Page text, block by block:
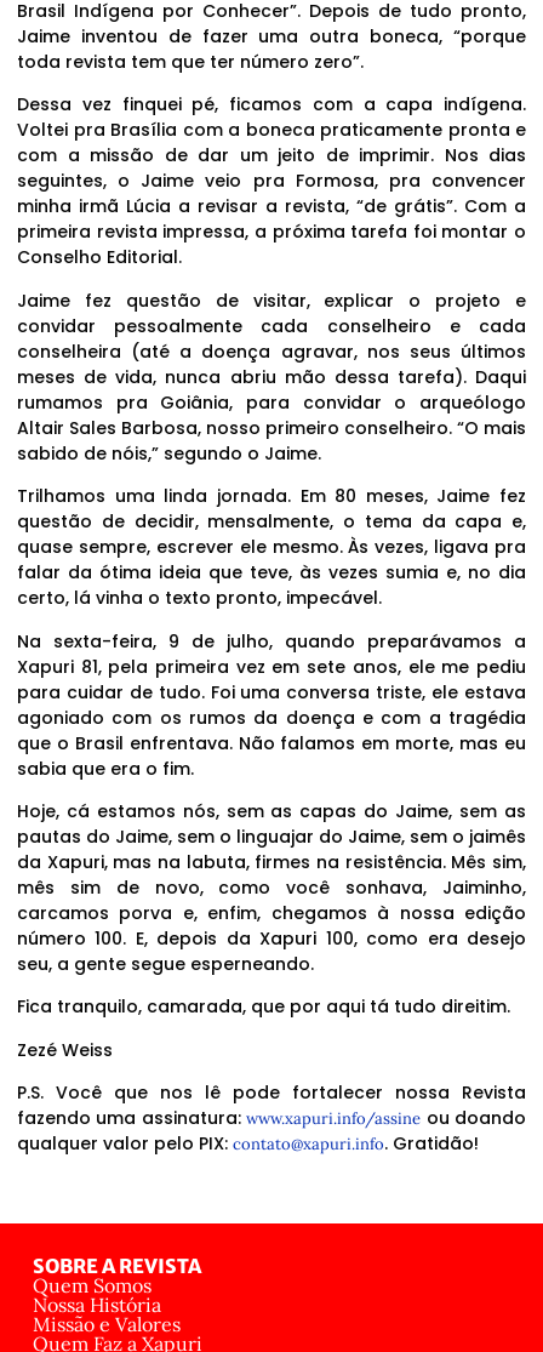
Brasil Indígena por Conhecer”. Depois de tudo pronto,
Jaime inventou de fazer uma outra boneca, “porque
toda revista tem que ter número zero”.
Dessa vez finquei pé, ficamos com a capa indígena.
Voltei pra Brasília com a boneca praticamente pronta e
com a missão de dar um jeito de imprimir. Nos dias
seguintes, o Jaime veio pra Formosa, pra convencer
minha irmã Lúcia a revisar a revista, “de grátis”. Com a
primeira revista impressa, a próxima tarefa foi montar o
Conselho Editorial.
Jaime fez questão de visitar, explicar o projeto e
convidar pessoalmente cada conselheiro e cada
conselheira (até a doença agravar, nos seus últimos
meses de vida, nunca abriu mão dessa tarefa). Daqui
rumamos pra Goiânia, para convidar o arqueólogo
Altair Sales Barbosa, nosso primeiro conselheiro. “O mais
sabido de nóis,” segundo o Jaime.
Trilhamos uma linda jornada. Em 80 meses, Jaime fez
questão de decidir, mensalmente, o tema da capa e,
quase sempre, escrever ele mesmo. Às vezes, ligava pra
falar da ótima ideia que teve, às vezes sumia e, no dia
certo, lá vinha o texto pronto, impecável.
Na sexta-feira, 9 de julho, quando preparávamos a
Xapuri 81, pela primeira vez em sete anos, ele me pediu
para cuidar de tudo. Foi uma conversa triste, ele estava
agoniado com os rumos da doença e com a tragédia
que o Brasil enfrentava. Não falamos em morte, mas eu
sabia que era o fim.
Hoje, cá estamos nós, sem as capas do Jaime, sem as
pautas do Jaime, sem o linguajar do Jaime, sem o jaimês
da Xapuri, mas na labuta, firmes na resistência. Mês sim,
mês sim de novo, como você sonhava, Jaiminho,
carcamos porva e, enfim, chegamos à nossa edição
número 100. E, depois da Xapuri 100, como era desejo
seu, a gente segue esperneando.
Fica tranquilo, camarada, que por aqui tá tudo direitim.
Zezé Weiss
P.S. Você que nos lê pode fortalecer nossa Revista
fazendo uma assinatura:www.xapuri.info/assine ou doando
qualquer valor pelo PIX: contato@xapuri.info. Gratidão!
SOBRE A REVISTA
Quem Somos
Nossa História
Missão e Valores
Quem Faz a Xapuri